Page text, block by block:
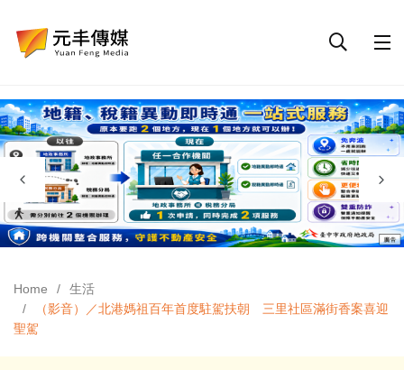
Home
生活
（影音）／北港媽祖百年首度駐駕扶朝 三里社區滿街香案喜迎
聖駕